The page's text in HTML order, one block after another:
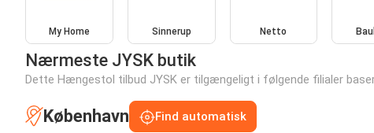
My Home Sinnerup Netto
Nærmeste JYSK butik
Dette Hængestol tilbud JYSK er tilgængeligt i følgende filialer
København Find automatisk